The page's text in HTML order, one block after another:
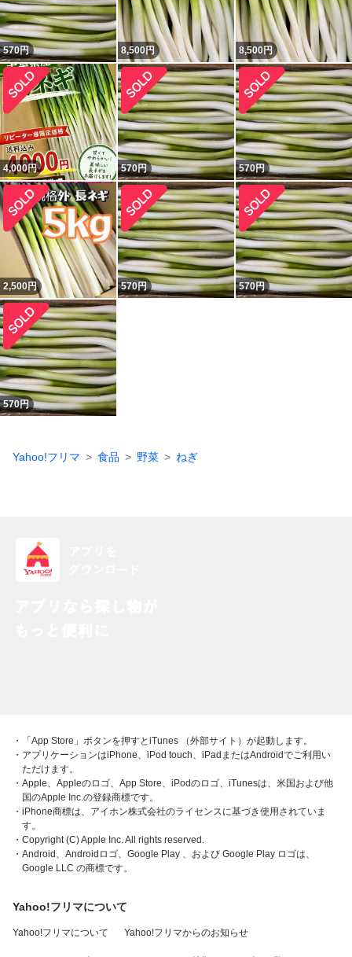
570円 8,500円 8,500円
4,000円 570円 570円
2,500円 570円 570円
570円
Yahoo!フリマ 食品 野菜 ねぎ
・「App Store」ボタンを押すとiTunes （外部サイト）が起動します。
・アプリケーションはiPhone、iPod touch、iPadまたはAndroidでご利用い
ただけます。
・Apple、Appleのロゴ、App Store、iPodのロゴ、iTunesは、米国および他
国のApple Inc.の登録商標です。
・iPhone商標は、アイホン株式会社のライセンスに基づき使用されていま
す。
・Copyright (C) Apple Inc. All rights reserved.
・Android、Androidロゴ、Google Play 、および Google Play ロゴは、
Google LLC の商標です。
Yahoo!フリマについて
Yahoo!フリマについて Yahoo!フリマからのお知らせ